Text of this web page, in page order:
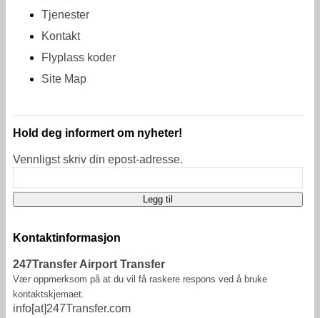
Tjenester
Kontakt
Flyplass koder
Site Map
Hold deg informert om nyheter!
Vennligst skriv din epost-adresse.
Kontaktinformasjon
247Transfer Airport Transfer
Vær oppmerksom på at du vil få raskere respons ved å bruke
kontaktskjemaet.
info[at]247Transfer.com